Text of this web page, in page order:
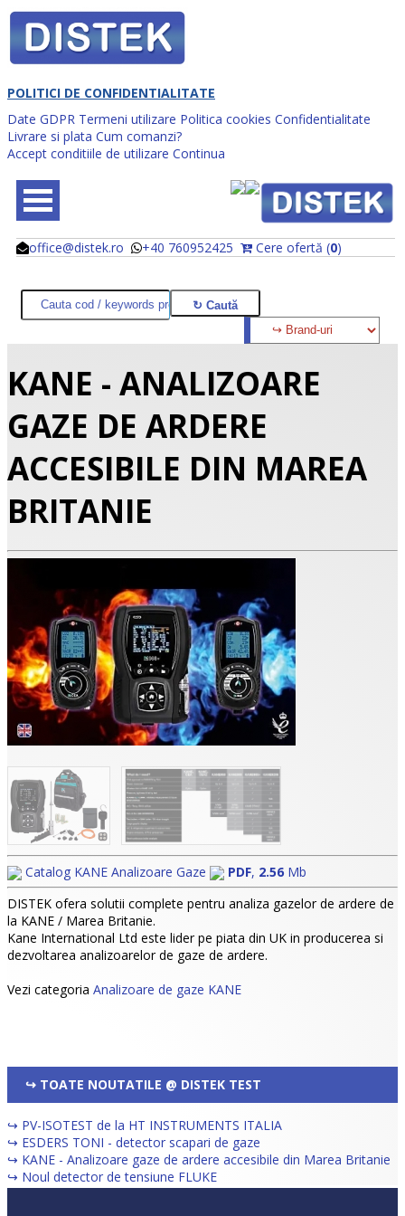
POLITICI DE CONFIDENTIALITATE
Date GDPR Termeni utilizare Politica cookies Confidentialitate
Livrare si plata Cum comanzi?
Accept conditiile de utilizare Continua
office@distek.ro +40 760952425 Cere ofertă (0)
@
@
•
•
KANE - ANALIZOARE
GAZE DE ARDERE
ACCESIBILE DIN MAREA
BRITANIE
Catalog KANE Analizoare Gaze PDF, 2.56 Mb
DISTEK ofera solutii complete pentru analiza gazelor de ardere de
la KANE / Marea Britanie.
Kane International Ltd este lider pe piata din UK in producerea si
dezvoltarea analizoarelor de gaze de ardere.
Vezi categoria Analizoare de gaze KANE
↪ TOATE NOUTATILE @ DISTEK TEST
↪ PV-ISOTEST de la HT INSTRUMENTS ITALIA
↪ ESDERS TONI - detector scapari de gaze
↪ KANE - Analizoare gaze de ardere accesibile din Marea Britanie
↪ Noul detector de tensiune FLUKE